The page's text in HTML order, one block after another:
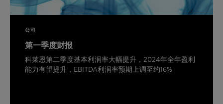
公司
第一季度财报
科莱恩第二季度基本利润率大幅提升，2024年全年盈利
能力有望提升，EBITDA利润率预期上调至约16%